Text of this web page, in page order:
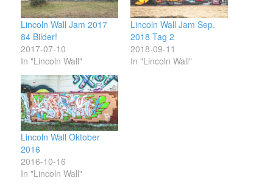
Lincoln Wall Jam 2017
84 Bilder!
2017-07-10
In "Lincoln Wall"
Lincoln Wall Jam Sep.
2018 Tag 2
2018-09-11
In "Lincoln Wall"
Lincoln Wall Oktober
2016
2016-10-16
In "Lincoln Wall"